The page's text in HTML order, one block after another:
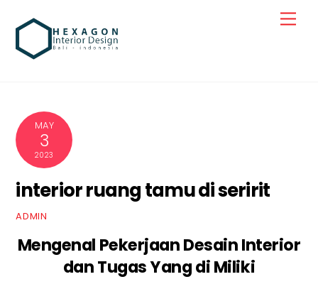
content
MAY
3
2023
interior ruang tamu di seririt
ADMIN
Mengenal Pekerjaan Desain Interior
dan Tugas Yang di Miliki